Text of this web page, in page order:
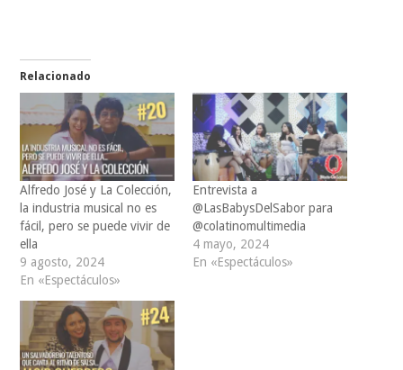
Relacionado
Alfredo José y La Colección,
la industria musical no es
fácil, pero se puede vivir de
ella
9 agosto, 2024
En «Espectáculos»
Entrevista a
@LasBabysDelSabor para
@colatinomultimedia
4 mayo, 2024
En «Espectáculos»